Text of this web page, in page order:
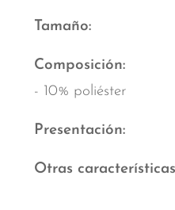
Tamaño
Composición
- 10% poliéster
Presentación
Otras características